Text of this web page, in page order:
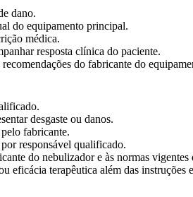
dano.
do equipamento principal.
médica.
resposta clínica do paciente.
do fabricante do
desgaste ou danos.
fabricante.
responsável qualificado.
do nebulizador e às normas vigentes
eficácia terapêutica além das